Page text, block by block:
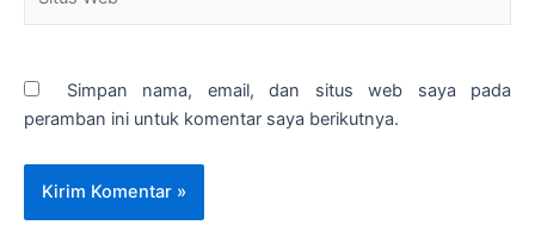
Web
Simpan nama, email, dan situs web saya pada
peramban ini untuk komentar saya berikutnya.